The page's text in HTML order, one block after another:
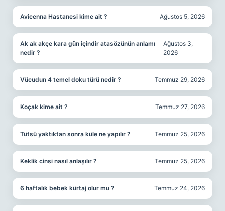
Avicenna Hastanesi kime ait ? Ağustos 5, 2026
Ak ak akçe kara gün içindir atasözünün anlamı
nedir ?
Ağustos 3,
2026
Vücudun 4 temel doku türü nedir ? Temmuz 29, 2026
Koçak kime ait ? Temmuz 27, 2026
Tütsü yaktıktan sonra küle ne yapılır ? Temmuz 25, 2026
Keklik cinsi nasıl anlaşılır ? Temmuz 25, 2026
6 haftalık bebek kürtaj olur mu ? Temmuz 24, 2026